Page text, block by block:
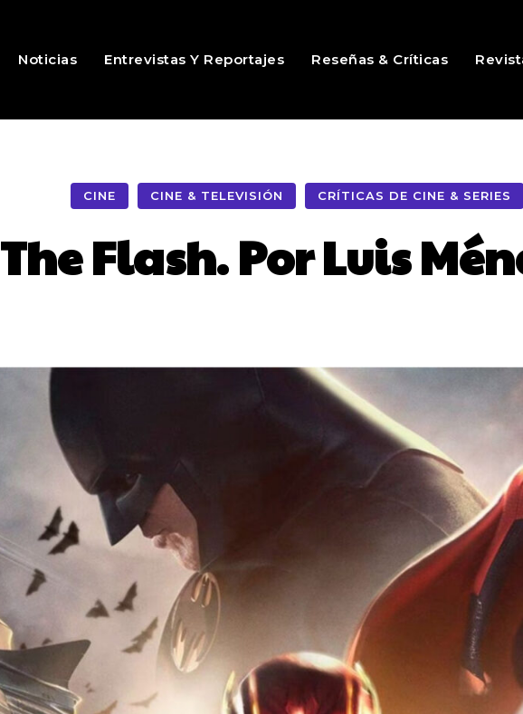
Noticias Entrevistas Y Reportajes Reseñas & Críticas
CINE CINE & TELEVISIÓN CRÍTICAS DE CINE & SERIES
The Flash. Por Luis